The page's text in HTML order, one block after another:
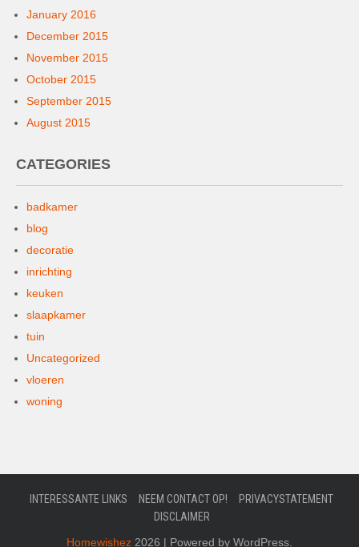
January 2016
December 2015
November 2015
October 2015
September 2015
August 2015
CATEGORIES
badkamer
blog
decoratie
inrichting
keuken
slaapkamer
tuin
Uncategorized
vloeren
woning
INTERESSANTE LINKS NEEM CONTACT OP!
PRIVACYSTATEMENT
DISCLAIMER
Homewishez 2026 | Powered by WordPress.